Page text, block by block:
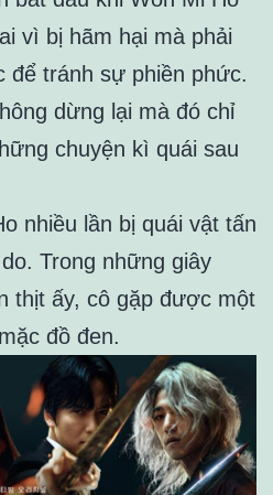
vì bị hãm hại mà phải
để tránh sự phiền phức.
dừng lại mà đó chỉ
chuyện kì quái sau
nhiều lần bị quái vật tấn
Trong những giây
thịt ấy, cô gặp được một
đồ đen.